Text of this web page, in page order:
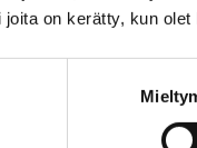
joita on kerätty, kun